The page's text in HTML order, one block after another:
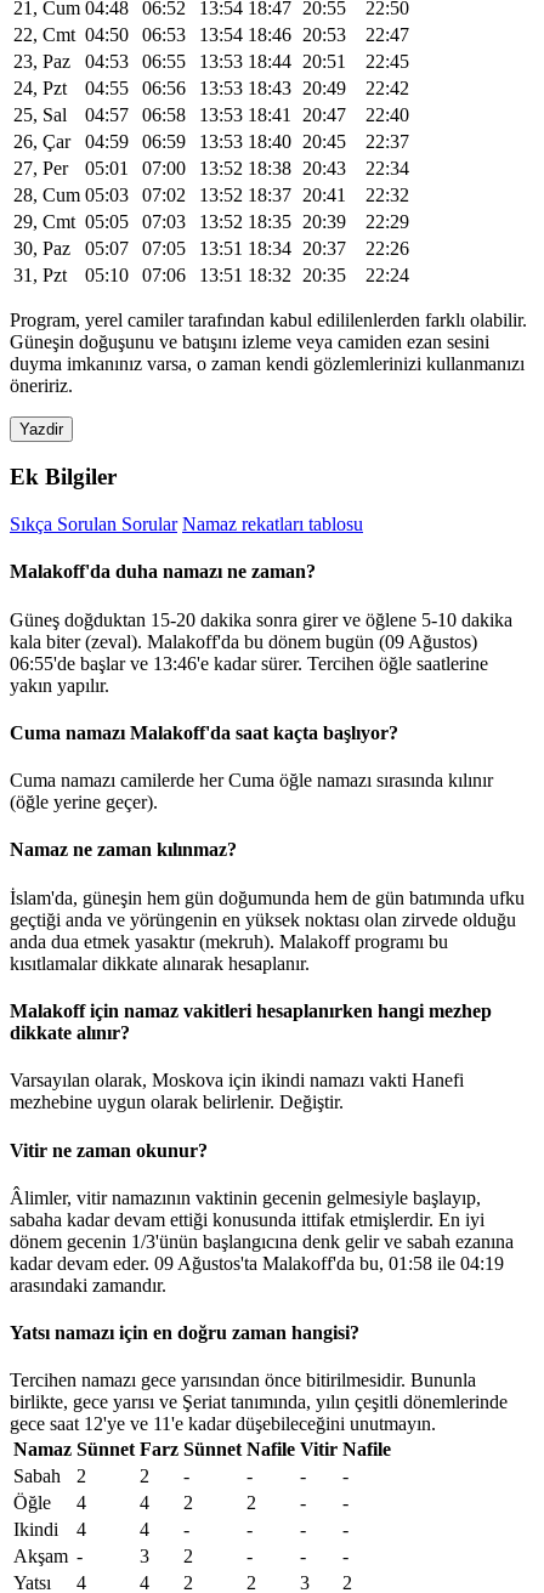
21, Cum 04:48 06:52 13:54 18:47 20:55
22:50
22, Cmt 04:50 06:53 13:54 18:46 20:53
22:47
23, Paz
04:53 06:55 13:53 18:44 20:51
22:45
24, Pzt
04:55 06:56 13:53 18:43 20:49
22:42
25, Sal
04:57 06:58 13:53 18:41 20:47
22:40
26, Çar
04:59 06:59 13:53 18:40 20:45
22:37
27, Per
05:01 07:00 13:52 18:38 20:43
22:34
28, Cum 05:03 07:02 13:52 18:37 20:41
22:32
29, Cmt 05:05 07:03 13:52 18:35 20:39
22:29
30, Paz
05:07 07:05 13:51 18:34 20:37
22:26
31, Pzt
05:10 07:06 13:51 18:32 20:35 22:24
Program, yerel camiler tarafından kabul edililenlerden farklı olabilir.
Güneşin doğuşunu ve batışını izleme veya camiden ezan sesini
duyma imkanınız varsa, o zaman kendi gözlemlerinizi kullanmanızı
öneririz.
Yazdir
Ek Bilgiler
Sıkça Sorulan Sorular Namaz rekatları tablosu
Malakoff'da duha namazı ne zaman?
Güneş doğduktan 15-20 dakika sonra girer ve öğlene 5-10 dakika
kala biter (zeval). Malakoff'da bu dönem bugün (09 Ağustos)
06:55'de başlar ve 13:46'e kadar sürer. Tercihen öğle saatlerine
yakın yapılır.
Cuma namazı Malakoff'da saat kaçta başlıyor?
Cuma namazı camilerde her Cuma öğle namazı sırasında kılınır
(öğle yerine geçer).
Namaz ne zaman kılınmaz?
İslam'da, güneşin hem gün doğumunda hem de gün batımında ufku
geçtiği anda ve yörüngenin en yüksek noktası olan zirvede olduğu
anda dua etmek yasaktır (mekruh). Malakoff programı bu
kısıtlamalar dikkate alınarak hesaplanır.
Malakoff için namaz vakitleri hesaplanırken hangi mezhep
dikkate alınır?
Varsayılan olarak, Moskova için ikindi namazı vakti Hanefi
mezhebine uygun olarak belirlenir. Değiştir.
Vitir ne zaman okunur?
Âlimler, vitir namazının vaktinin gecenin gelmesiyle başlayıp,
sabaha kadar devam ettiği konusunda ittifak etmişlerdir. En iyi
dönem gecenin 1/3'ünün başlangıcına denk gelir ve sabah ezanına
kadar devam eder. 09 Ağustos'ta Malakoff'da bu, 01:58 ile 04:19
arasındaki zamandır.
Yatsı namazı için en doğru zaman hangisi?
Tercihen namazı gece yarısından önce bitirilmesidir. Bununla
birlikte, gece yarısı ve Şeriat tanımında, yılın çeşitli dönemlerinde
gece saat 12'ye ve 11'e kadar düşebileceğini unutmayın.
Namaz Sünnet Farz Sünnet Nafile Vitir Nafile
Sabah
2 2 - - -
-
Öğle
4 4 2 2 -
-
Ikindi
4 4 - - -
-
Akşam - 3 2 - -
-
Yatsı
4 4 2 2 3 2